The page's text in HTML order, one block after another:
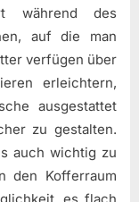
während des
auf die man
verfügen über
erleichtern,
ausgestattet
zu gestalten.
auch wichtig zu
den Kofferraum